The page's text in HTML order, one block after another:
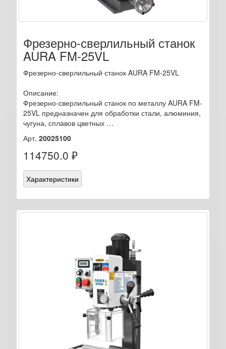
Фрезерно-сверлильный станок
AURA FM-25VL
Фрезерно-сверлильный станок AURA FM-25VL
Описание:
Фрезерно-сверлильный станок по металлу AURA FM-
25VL предназначен для обработки стали, алюминия,
чугуна, сплавов цветных …
Арт. 20025100
114750.0 ₽
Характеристики